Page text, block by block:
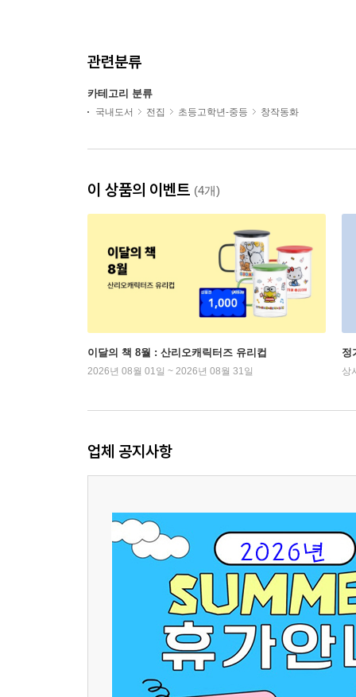
관련분류
카테고리 분류
국내도서 전집 초등고학년-중등 창작동화
이 상품의 이벤트 (4개)
이달의 책 8월 : 산리오캐릭터즈 유리컵
2026년 08월 01일 ~ 2026년 08월 31일
정
상
업체 공지사항